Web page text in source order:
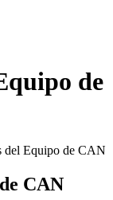
de
del Equipo de CAN
CAN